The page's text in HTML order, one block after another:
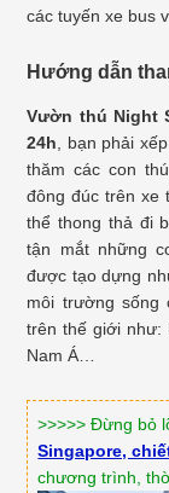
các tuyến xe bus
Hướng dẫn
Vườn thú Night
24h , bạn phải
thăm các con
đông đúc trên xe
thể thong thả đi
tận mắt những
được tạo dựng
môi trường sống
trên thế giới như:
Nam Á…
>>>>> Đừng bỏ
Singapore,
chương trình,